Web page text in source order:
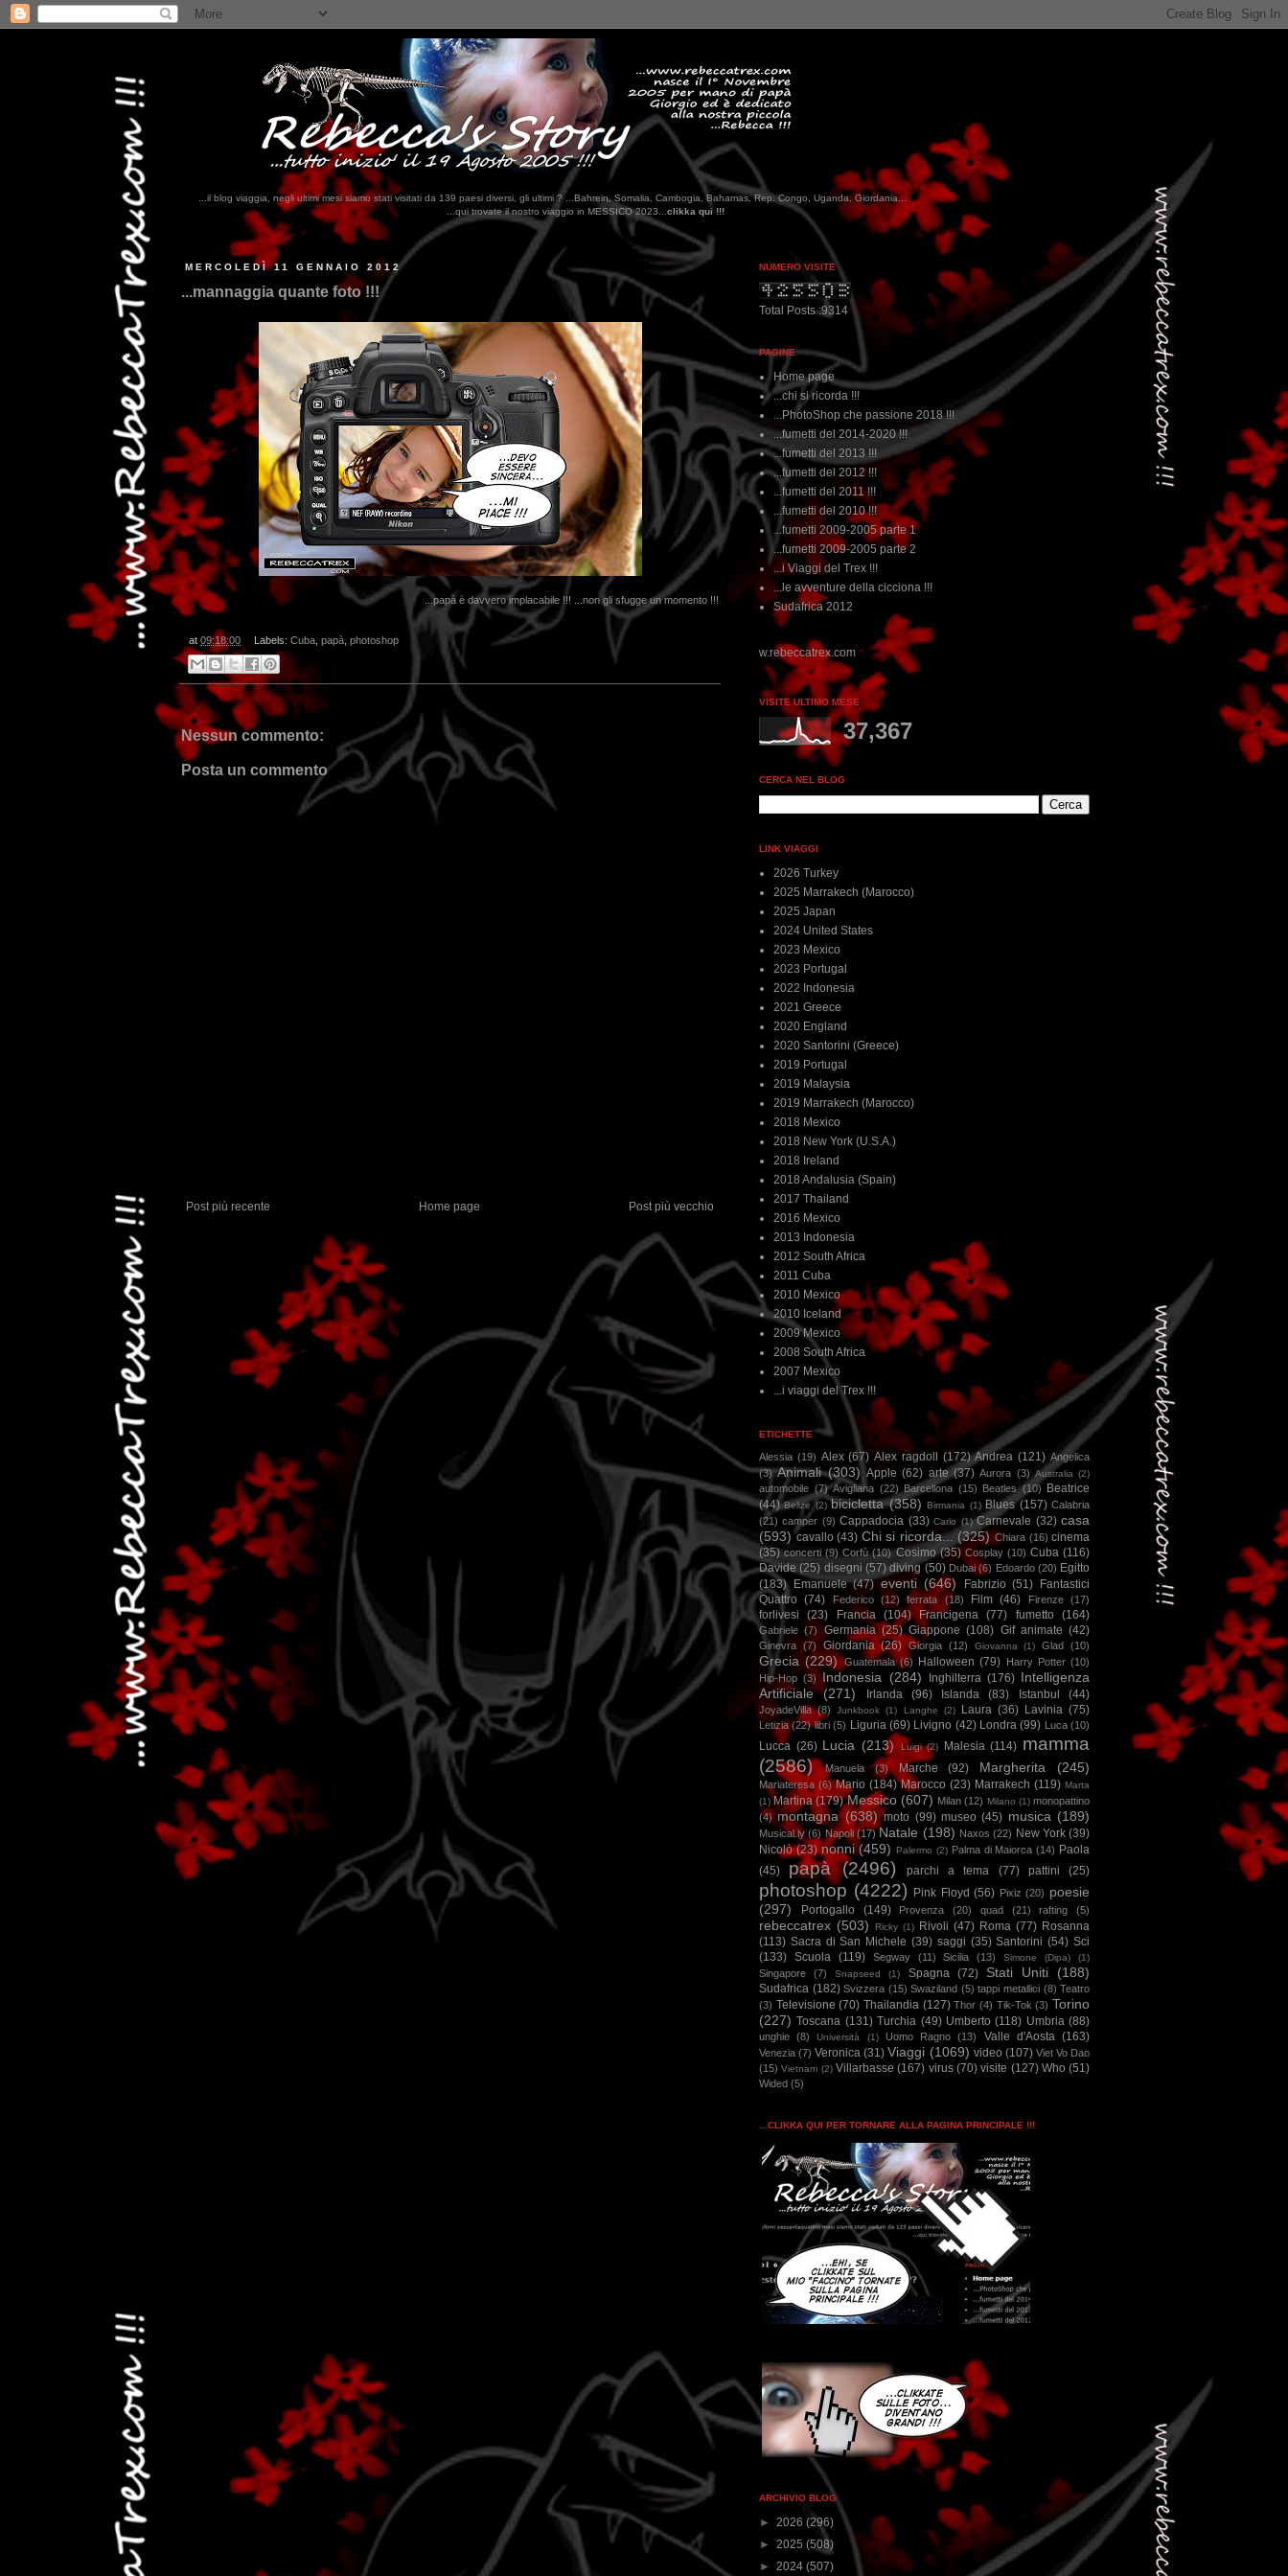
...il blog viaggia, negli ultimi mesi siamo stati visitati da 139 paesi diversi, gli ultimi ? ...Bahrein, Somalia, Cambogia, Bahamas, Rep. Congo, Uganda, Giordania...
...qui trovate il nostro viaggio in MESSICO 2023...clikka qui !!!
MERCOLEDÌ 11 GENNAIO 2012
...mannaggia quante foto !!!
...papà è davvero implacabile !!! ...non gli sfugge un momento !!!
at 09:18:00 Labels: Cuba, papà, photoshop
Nessun commento:
Posta un commento
Post più recente Post più vecchio
Home page
NUMERO VISITE
Total Posts :9314
PAGINE
Home page
...chi si ricorda !!!
...PhotoShop che passione 2018 !!!
...fumetti del 2014-2020 !!!
...fumetti del 2013 !!!
...fumetti del 2012 !!!
...fumetti del 2011 !!!
...fumetti del 2010 !!!
...fumetti 2009-2005 parte 1
...fumetti 2009-2005 parte 2
...i Viaggi del Trex !!!
...le avventure della cicciona !!!
Sudafrica 2012
...dai non perdere tempo, clikka "qui", c'è il
VISITE ULTIMO MESE
37,367
CERCA NEL BLOG
LINK VIAGGI
2026 Turkey
2025 Marrakech (Marocco)
2025 Japan
2024 United States
2023 Mexico
2023 Portugal
2022 Indonesia
2021 Greece
2020 England
2020 Santorini (Greece)
2019 Portugal
2019 Malaysia
2019 Marrakech (Marocco)
2018 Mexico
2018 New York (U.S.A.)
2018 Ireland
2018 Andalusia (Spain)
2017 Thailand
2016 Mexico
2013 Indonesia
2012 South Africa
2011 Cuba
2010 Mexico
2010 Iceland
2009 Mexico
2008 South Africa
2007 Mexico
...i viaggi del Trex !!!
ETICHETTE
Alessia (19) Alex (67) Alex ragdoll (172) Andrea (121) Angelica
(3) Animali (303) Apple (62) arte (37) Aurora (3) Australia (2)
automobile (7) Avigliana (22) Barcellona (15) Beatles (10)
Beatrice
(44) Belize (2) bicicletta (358) Birmania (1) Blues (157) Calabria
(21) camper (9) Cappadocia (33) Carlo (1) Carnevale (32) casa
(593) cavallo (43) Chi si ricorda... (325) Chiara (16) cinema
(35) concerti (9) Corfù (10) Cosimo (35) Cosplay (10) Cuba (116)
Davide (25) disegni (57) diving (50) Dubai (6) Edoardo (20) Egitto
(183)
Emanuele (47) eventi (646) Fabrizio (51)
Fantastici
Quattro (74) Federico (12) ferrata (18) Film (46) Firenze (17)
forlivesi (23) Francia (104) Francigena (77) fumetto (164)
Gabriele (7) Germania (25) Giappone (108) Gif animate (42)
Ginevra (7) Giordania (26) Giorgia (12) Giovanna (1) Glad (10)
Grecia (229) Guatemala (6) Halloween (79) Harry Potter (10)
Hip-Hop (3) Indonesia (284) Inghilterra (176) Intelligenza
Artificiale
(271) Irlanda (96) Islanda (83) Istanbul (44)
JoyadeVilla (8) Junkbook (1) Langhe (2) Laura (36) Lavinia (75)
Letizia (22) libri (5) Liguria (69) Livigno (42) Londra (99) Luca (10)
Lucca (26) Lucia (213) Luigi (2) Malesia (114) mamma
(2586)
Manuela (3) Marche (92) Margherita (245)
Mariateresa (6) Mario (184) Marocco (23) Marrakech (119) Marta
(1) Martina (179) Messico (607) Milan (12) Milano (1) monopattino
(4) montagna (638) moto (99) museo (45) musica (189)
Musical.ly (6) Napoli (17) Natale (198) Naxos (22) New York (39)
Nicolò (23) nonni (459) Palermo (2) Palma di Maiorca (14) Paola
(45)
papà (2496) parchi a tema (77) pattini (25)
photoshop (4222) Pink Floyd (56) Pixiz (20) poesie
(297)
Portogallo (149) Provenza (20) quad (21) rafting (5)
rebeccatrex (503) Ricky (1) Rivoli (47) Roma (77) Rosanna
(113) Sacra di San Michele (39) saggi (35) Santorini (54) Sci
(133) Scuola (119) Segway (11) Sicilia (13) Simone (Dipa) (1)
Singapore (7) Snapseed (1) Spagna (72) Stati Uniti (188)
Sudafrica (182) Svizzera (15) Swaziland (5) tappi metallici (8) Teatro
(3) Televisione (70) Thailandia (127) Thor (4) Tik-Tok (3) Torino
(227) Toscana (131) Turchia (49) Umberto (118) Umbria (88)
unghie (8) Università (1) Uomo Ragno (13) Valle d'Aosta (163)
Venezia (7) Veronica (31) Viaggi (1069) video (107) Viet Vo Dao
(15) Vietnam (2) Villarbasse (167) virus (70) visite (127) Who (51)
Wided (5)
...CLIKKA QUI PER TORNARE ALLA PAGINA PRINCIPALE !!!
ARCHIVIO BLOG
► 2026 (296)
► 2025 (508)
► 2024 (507)